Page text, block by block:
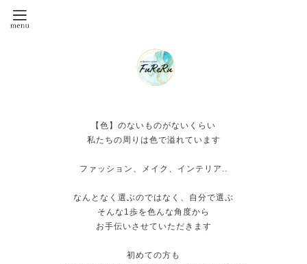
【色】のないものがないくらい
私たちの周りは色で溢れています
ファッション、メイク、インテリア..
なんとなく選ぶのではなく、自分で選ぶ
そんな1歩を色んな角度から
お手伝いさせていただきます
初めての方も